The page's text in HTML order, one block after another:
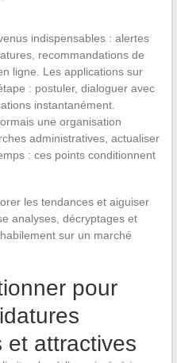
indispensables : alertes
recommandations de
ligne. Les applications sur
: postuler, dialoguer avec
instantanément.
une organisation
administratives, actualiser
: ces points conditionnent
les tendances et aiguiser
analyses, décryptages et
sur un marché
pour
et attractives